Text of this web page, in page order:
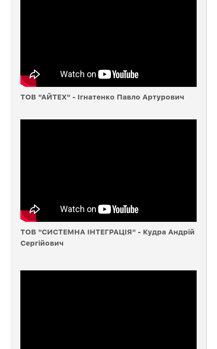
ТОВ "АЙТЕХ" - Ігнатенко Павло Артурович
ТОВ "СИСТЕМНА ІНТЕГРАЦІЯ" - Кудра Андрій
Сергійович